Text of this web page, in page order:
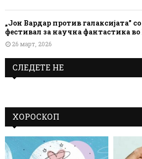
„Јон Вардар против галаксијата”
фестивал за научна фантастика
26 март, 2026
СЛЕДЕТЕ НЕ
ХОРОСКОП